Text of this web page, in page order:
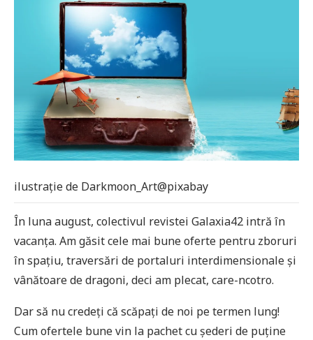
ilustrație de Darkmoon_Art@pixabay
În luna august, colectivul revistei Galaxia42 intră în
vacanța. Am găsit cele mai bune oferte pentru zboruri
în spațiu, traversări de portaluri interdimensionale și
vânătoare de dragoni, deci am plecat, care-ncotro.
Dar să nu credeți că scăpați de noi pe termen lung!
Cum ofertele bune vin la pachet cu șederi de puține